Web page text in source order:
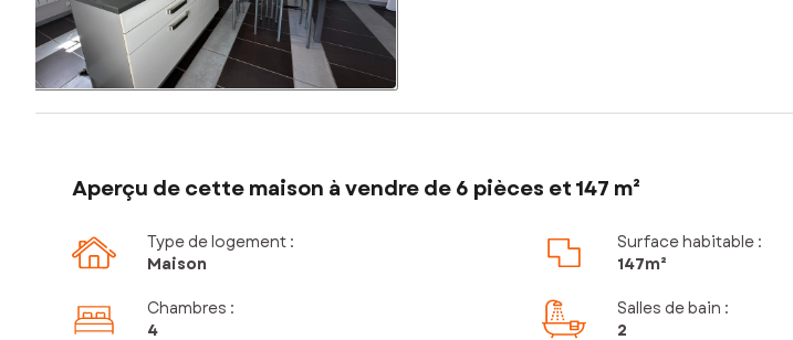
Aperçu de cette maison à vendre de 6 pièces et 147 m²
Type de logement :
Maison
Surface habitable :
147m²
Chambres :
4
Salles de bain :
2